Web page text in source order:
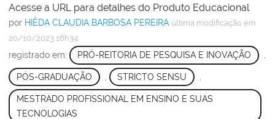
Acesse a URL para detalhes do Produto Educacional
por HIÊDA CLAUDIA BARBOSA PEREIRA última modificação em
20/10/2023 16h34
registrado em: PRÓ-REITORIA DE PESQUISA E INOVAÇÃO
PÓS-GRADUAÇÃO STRICTO SENSU
MESTRADO PROFISSIONAL EM ENSINO E SUAS
TECNOLOGIAS